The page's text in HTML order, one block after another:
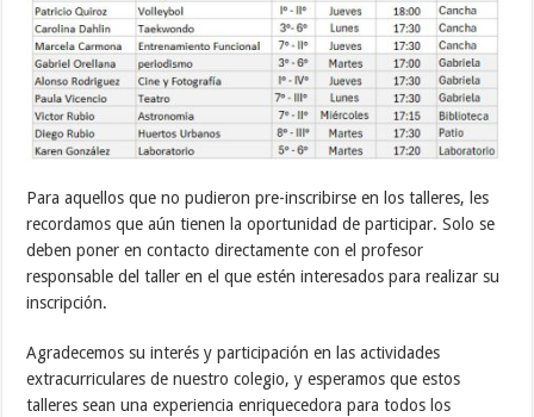
Para aquellos que no pudieron pre-inscribirse en los talleres, les
recordamos que aún tienen la oportunidad de participar. Solo se
deben poner en contacto directamente con el profesor
responsable del taller en el que estén interesados para realizar su
inscripción.
Agradecemos su interés y participación en las actividades
extracurriculares de nuestro colegio, y esperamos que estos
talleres sean una experiencia enriquecedora para todos los